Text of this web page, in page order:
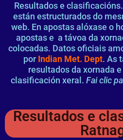
Resultados e
están estructurados do
web. En apostas alóxase o
apostas e a távoa da
colocadas. Datos oficiais
por Indian Met. Dept. As
resultados da xornada
clasificación xeral. Fai clic
Resultados e